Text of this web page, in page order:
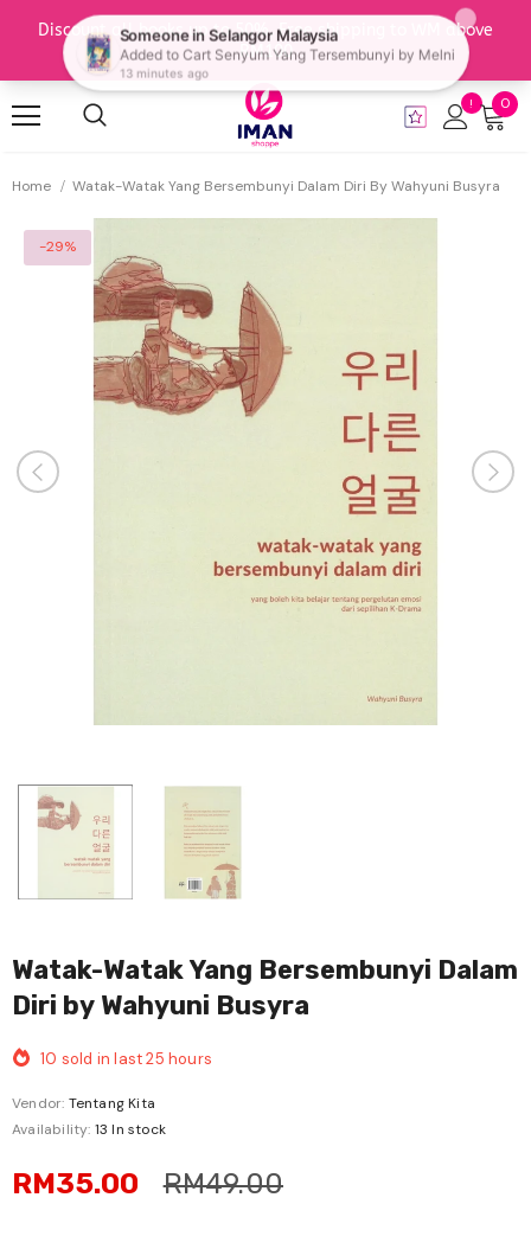
0
Home Watak-Watak Yang Bersembunyi Dalam Diri By Wahyuni Busyra
-29%
Watak-Watak Yang Bersembunyi Dalam
Diri by Wahyuni Busyra
10 sold in last25 hours
Vendor: Tentang Kita
Availability: 13 In stock
RM35.00 RM49.00